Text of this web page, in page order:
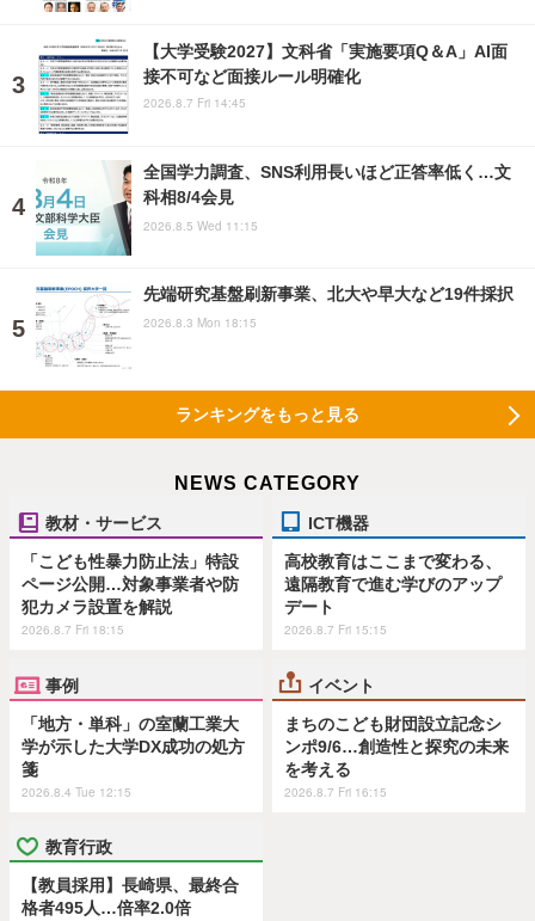
【大学受験2027】文科省「実施要項Q＆A」AI面
接不可など面接ルール明確化
2026.8.7 Fri 14:45
全国学力調査、SNS利用長いほど正答率低く…文
科相8/4会見
2026.8.5 Wed 11:15
先端研究基盤刷新事業、北大や早大など19件採択
2026.8.3 Mon 18:15
ランキングをもっと見る
NEWS CATEGORY
教材・サービス
「こども性暴力防止法」特設
ページ公開…対象事業者や防
犯カメラ設置を解説
2026.8.7 Fri 18:15
ICT機器
高校教育はここまで変わる、
遠隔教育で進む学びのアップ
デート
2026.8.7 Fri 15:15
事例
「地方・単科」の室蘭工業大
学が示した大学DX成功の処方
箋
2026.8.4 Tue 12:15
イベント
まちのこども財団設立記念シ
ンポ9/6…創造性と探究の未来
を考える
2026.8.7 Fri 16:15
教育行政
【教員採用】長崎県、最終合
格者495人…倍率2.0倍